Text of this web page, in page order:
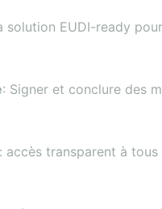
solution EUDI-ready
: Signer et conclure des
: accès transparent à